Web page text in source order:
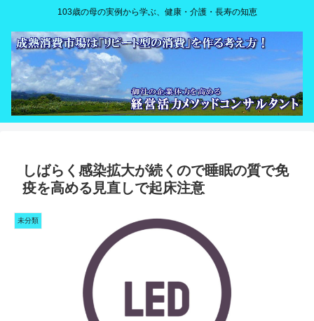
103歳の母の実例から学ぶ、健康・介護・長寿の知恵
しばらく感染拡大が続くので睡眠の質で免
疫を高める見直しで起床注意
未分類